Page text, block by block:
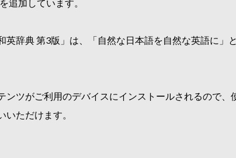
追加しています。
英辞典 第3版」は、「自然な日本語を自然な英語に
ンツがご利用のデバイスにインストールされるので
いただけます。